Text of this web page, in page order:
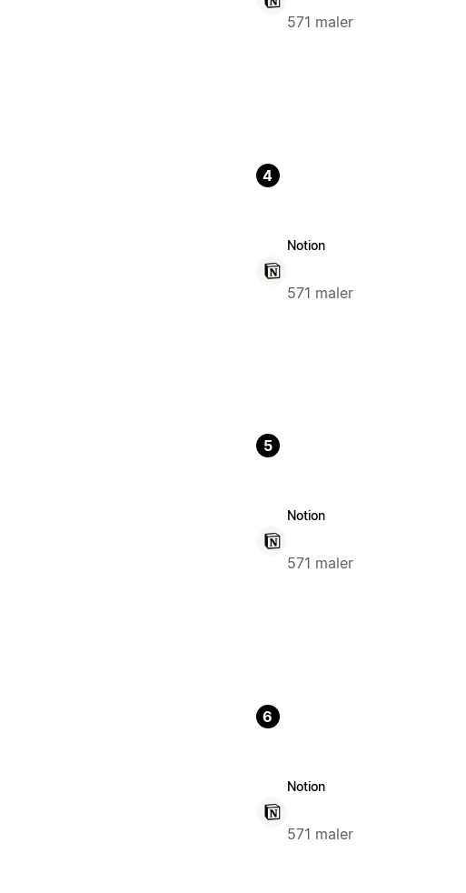
571 maler
4
Notion
571 maler
5
Notion
571 maler
6
Notion
571 maler